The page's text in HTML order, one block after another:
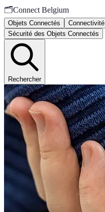
🗂️Connect Belgium
Objets Connectés Connectivité
Sécurité des Objets Connectés
Rechercher